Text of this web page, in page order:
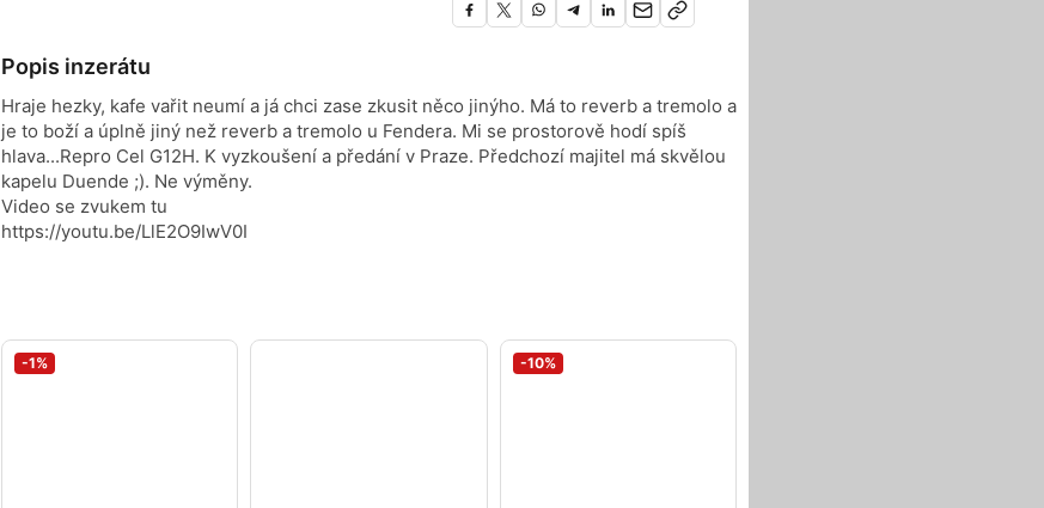
Popis inzerátu
Hraje hezky, kafe vařit neumí a já chci zase zkusit něco jinýho. Má to reverb a tremolo a
je to boží a úplně jiný než reverb a tremolo u Fendera. Mi se prostorově hodí spíš
hlava...Repro Cel G12H. K vyzkoušení a předání v Praze. Předchozí majitel má skvělou
kapelu Duende ;). Ne výměny.
Video se zvukem tu
https://youtu.be/LlE2O9IwV0I
-1% -10%